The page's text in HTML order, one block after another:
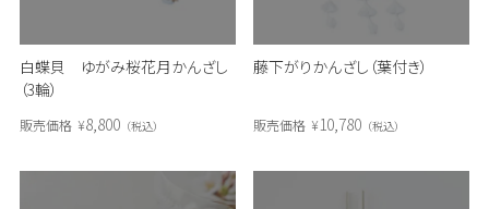
白蝶貝 ゆがみ桜花月かんざし
（3輪）
販売価格 ¥8,800 税込
藤下がりかんざし（葉付き）
販売価格 ¥10,780 税込